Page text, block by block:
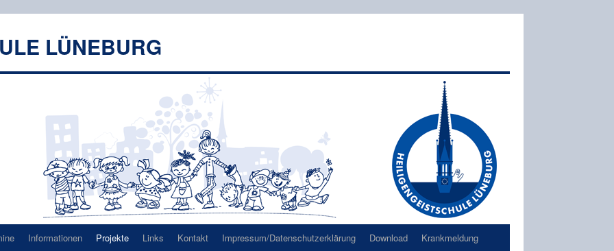
LÜNEBURG
Informationen Projekte Links Kontakt Impressum/Datenschutzerklärung Download Krankmeldung